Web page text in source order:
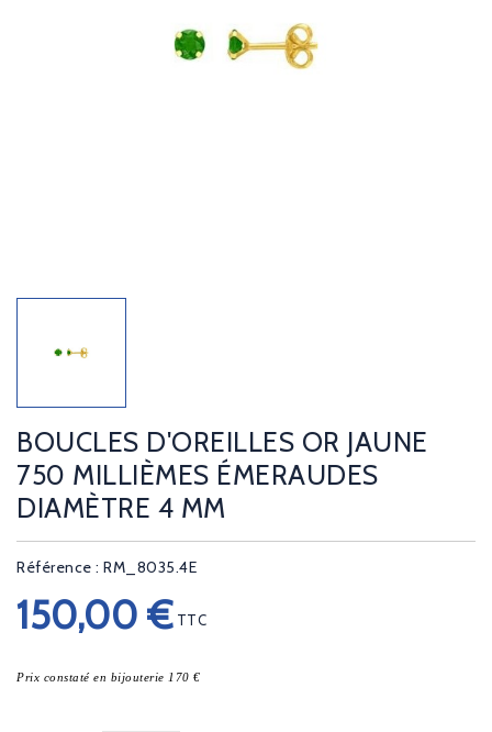
BOUCLES D'OREILLES OR JAUNE
750 MILLIÈMES ÉMERAUDES
DIAMÈTRE 4 MM
Référence : RM_8035.4E
150,00 € TTC
Prix constaté en bijouterie 170 €